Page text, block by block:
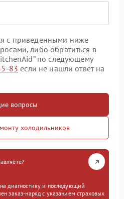
с приведенными ниже
либо обратиться в
по следующему
83 если не нашли ответ на
вопросы
холодильников
диагностику и последующий
заказ-наряд с указанием страховых